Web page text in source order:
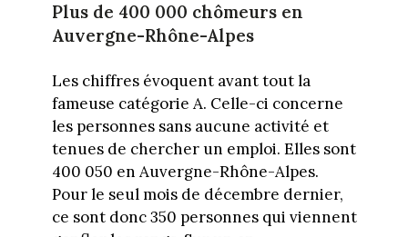
Plus de 400 000 chômeurs en
Auvergne-Rhône-Alpes
Les chiffres évoquent avant tout la
fameuse catégorie A. Celle-ci concerne
les personnes sans aucune activité et
tenues de chercher un emploi. Elles sont
400 050 en Auvergne-Rhône-Alpes.
Pour le seul mois de décembre dernier,
ce sont donc 350 personnes qui viennent